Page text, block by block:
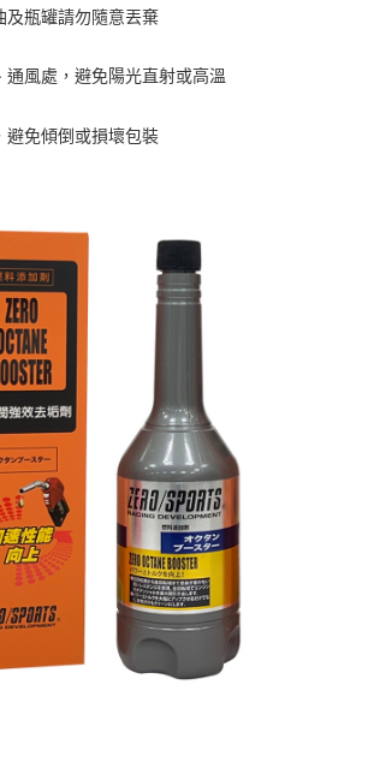
及瓶罐請勿隨意丟棄
通風處，避免陽光直射或高溫
避免傾倒或損壞包裝